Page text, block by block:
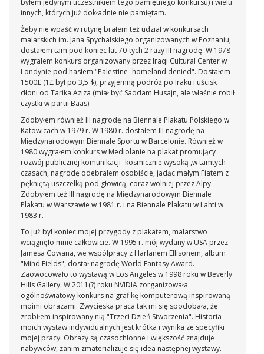
innych, których już dokładnie nie pamiętam.
Żeby nie wpaść w rutynę brałem też udział w konkursach
malarskich im. Jana Spychalskiego organizowanych w Poznaniu;
dostałem tam pod koniec lat 70-tych 2 razy III nagrodę. W 1978
wygrałem konkurs organizowany przez Iraqi Cultural Center w
Londynie pod hasłem "Palestine- homeland denied". Dostałem
1500£ (1£ był po 3,5 $), przyjemną podróż po Iraku i uścisk
dłoni od Tarika Aziza (miał być Saddam Husajn, ale właśnie robił
czystki w partii Baas).
Zdobyłem również III nagrodę na Biennale Plakatu Polskiego w
Katowicach w 1979 r. W 1980 r. dostałem III nagrodę na
Międzynarodowym Biennale Sportu w Barcelonie. Również w
1980 wygrałem konkurs w Mediolanie na plakat promujący
rozwój publicznej komunikacji- kosmicznie wysoką ,w tamtych
czasach, nagrodę odebrałem osobiście, jadąc małym Fiatem z
pękniętą uszczelką pod głowicą, coraz wolniej przez Alpy.
Zdobyłem też III nagrodę na Międzynarodowym Biennale
Plakatu w Warszawie w 1981 r. i na Biennale Plakatu w Lahti w
1983 r.
To już był koniec mojej przygody z plakatem, malarstwo
wciągnęło mnie całkowicie. W 1995 r. mój wydany w USA przez
Jamesa Cowana, we współpracy z Harlanem Ellisonem, album
"Mind Fields", dostał nagrodę World Fantasy Award.
Zaowocowało to wystawą w Los Angeles w 1998 roku w Beverly
Hills Gallery. W 2011(?) roku NVIDIA zorganizowała
ogólnoświatowy konkurs na grafikę komputerową inspirowaną
moimi obrazami. Zwycięska praca tak mi się spodobała, że
zrobiłem inspirowany nią "Trzeci Dzień Stworzenia". Historia
moich wystaw indywidualnych jest krótka i wynika ze specyfiki
mojej pracy. Obrazy są czasochłonne i większość znajduje
nabywców, zanim zmaterializuje się idea następnej wystawy.